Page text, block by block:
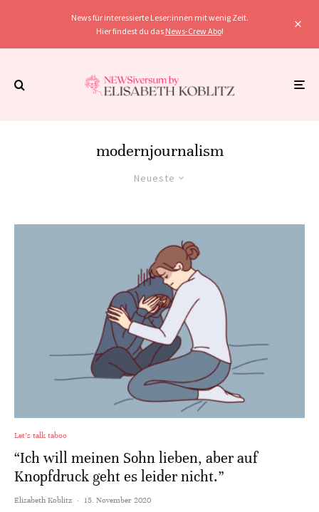
News für interessierte Leser:innen mit wenig Zeit.
Hier findest du das News-Crew Abo!
modernjournalism
Neueste
Let's talk taboo
“Ich will meinen Sohn lieben, aber auf
Knopfdruck geht es leider nicht.”
Elisabeth Koblitz · 15. November 2020